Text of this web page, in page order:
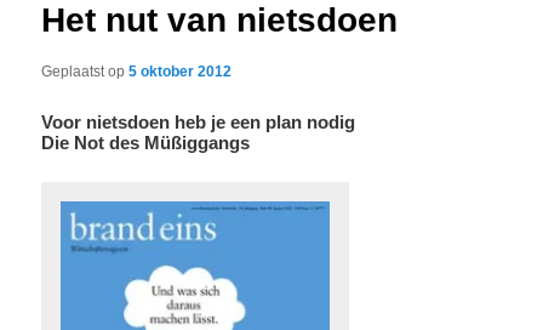
Het nut van nietsdoen
Geplaatst op5 oktober 2012
Voor nietsdoen heb je een plan nodig
Die Not des Müßiggangs